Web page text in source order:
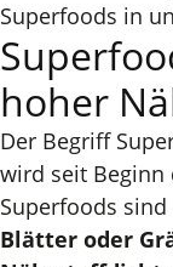
e-books
Superfoods in
hoher
Der Begriff
wird seit Beginn
Superfoods sind
Blätter oder